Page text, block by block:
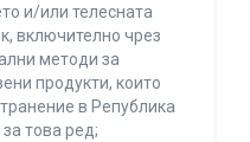
и/или телесната
включително чрез
методи за
продукти, които
в Република
това ред;